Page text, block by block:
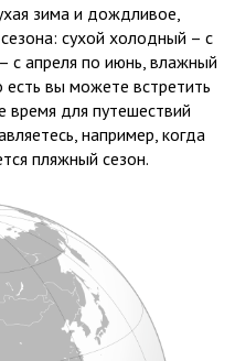
зима и дождливое,
сухой холодный – с
с апреля по июнь, влажный
есть вы можете встретить
для путешествий
например, когда
пляжный сезон.